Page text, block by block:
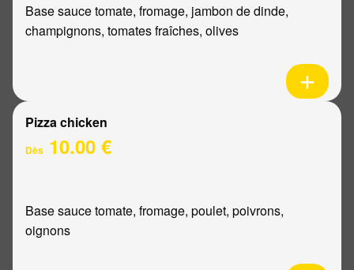
Base sauce tomate, fromage, jambon de dinde,
champignons, tomates fraîches, olives
Pizza chicken
Dès 10.00 €
Base sauce tomate, fromage, poulet, poivrons,
oignons